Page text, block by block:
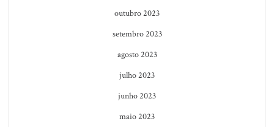
outubro 2023
setembro 2023
agosto 2023
julho 2023
junho 2023
maio 2023